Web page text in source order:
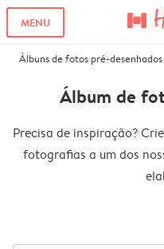
MENU
Álbuns de fotos pré-desenhados
Álbum de
Precisa de inspiração?
fotografias a um dos